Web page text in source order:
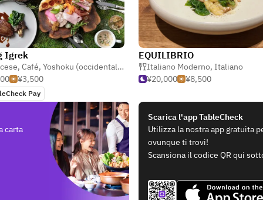
Igrek
, Café, Yoshoku (occidentale giapponese)
¥3,500
Pay
EQUILIBRIO
Italiano Moderno, Italiano
¥20,000
¥8,500
carta
Scarica l'app TableCheck
Utilizza la nostra app gratuita
ovunque ti trovi!
Scansiona il codice QR qui